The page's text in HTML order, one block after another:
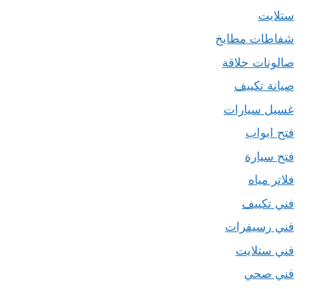
ستلايت
شفاطات مطابخ
صالونات حلاقة
صيانة تكييف
غسيل سيارات
فتح ابواب
فتح سيارة
فلاتر مياه
فني تكييف
فني رسيفرات
فني ستلايت
فني صحي